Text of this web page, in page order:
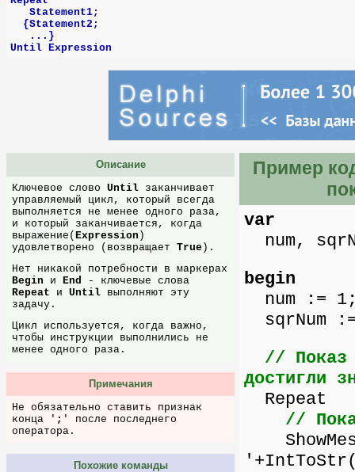
Statement1;
{Statement2;
...}
Until Expression
Описание
Ключевое слово Until заканчивает
управляемый цикл, который всегда
выполняется не менее одного раза,
и который заканчивается, когда
выражение( Expression )
удовлетворено (возвращает True ).
Нет никакой потребности в маркерах
Begin и End - ключевые слова
Repeat и Until выполняют эту
задачу.
Цикл используется, когда важно,
чтобы инструкции выполнились не
менее одного раза.
Примечания
Не обязательно ставить признак
конца ' ; ' после последнего
оператора.
Похожие команды
Пример
var
num,
begin
num :=
sqrNum
// Показ
достигли
Repeat
//